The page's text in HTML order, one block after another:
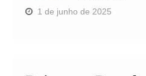
1 de junho de 2025